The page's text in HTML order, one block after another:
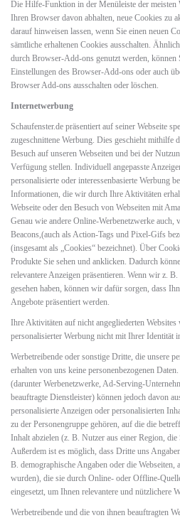
Die Hilfe-Funktion in der Menüleiste der meisten
Ihren Browser davon abhalten, neue Cookies zu
darauf hinweisen lassen, wenn Sie einen neuen
sämtliche erhaltenen Cookies ausschalten.
durch Browser-Add-ons genutzt werden, können
Einstellungen des Browser-Add-ons oder auch
Browser Add-ons ausschalten oder löschen.
Internetwerbung
Schaufenster.de präsentiert auf seiner Webseite
zugeschnittene Werbung. Dies geschieht mithilfe
Besuch auf unseren Webseiten und bei der
Verfügung stellen. Individuell angepasste
personalisierte oder interessenbasierte Werbung
Informationen, die wir durch Ihre Aktivitäten
Webseite oder den Besuch von Webseiten mit
Genau wie andere Online-Werbenetzwerke
Beacons,(auch als Action-Tags und Pixel-Gifs
(insgesamt als „Cookies“ bezeichnet). Über
Produkte Sie sehen und anklicken. Dadurch
relevantere Anzeigen präsentieren. Wenn wir z.
gesehen haben, können wir dafür sorgen, dass
Angebote präsentiert werden.
Ihre Aktivitäten auf nicht angegliederten
personalisierter Werbung nicht mit Ihrer Identität
Werbetreibende oder sonstige Dritte, die unsere
erhalten von uns keine personenbezogenen
(darunter Werbenetzwerke, Ad-Serving-
beauftragte Dienstleister) können jedoch davon
personalisierte Anzeigen oder personalisierten
zu der Personengruppe gehören, auf die die
Inhalt abzielen (z. B. Nutzer aus einer Region, die
Außerdem ist es möglich, dass Dritte uns
B. demographische Angaben oder die Webseiten,
wurden), die sie durch Online- oder Offline-
eingesetzt, um Ihnen relevantere und nützlichere
Werbetreibende und die von ihnen beauftragten